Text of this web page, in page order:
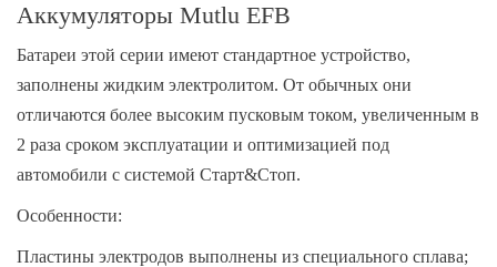
Аккумуляторы Mutlu EFB
Батареи этой серии имеют стандартное устройство,
заполнены жидким электролитом. От обычных они
отличаются более высоким пусковым током, увеличенным в
2 раза сроком эксплуатации и оптимизацией под
автомобили с системой Старт&Стоп.
Особенности:
Пластины электродов выполнены из специального сплава;